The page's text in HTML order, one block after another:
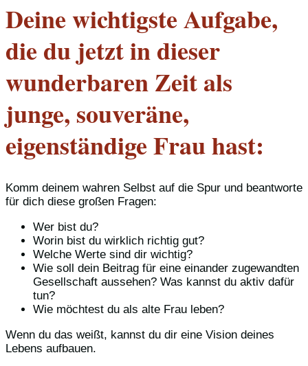
Deine wichtigste Aufgabe,
die du jetzt in dieser
wunderbaren Zeit als
junge, souveräne,
eigenständige Frau hast:
Komm deinem wahren Selbst auf die Spur und beantworte
für dich diese großen Fragen:
Wer bist du?
Worin bist du wirklich richtig gut?
Welche Werte sind dir wichtig?
Wie soll dein Beitrag für eine einander zugewandten
Gesellschaft aussehen? Was kannst du aktiv dafür
tun?
Wie möchtest du als alte Frau leben?
Wenn du das weißt, kannst du dir eine Vision deines
Lebens aufbauen.